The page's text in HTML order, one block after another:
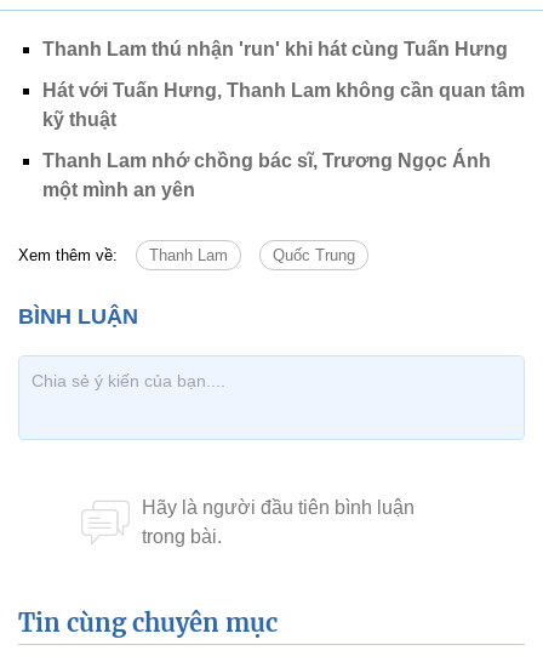
Thanh Lam thú nhận 'run' khi hát cùng Tuấn Hưng
Hát với Tuấn Hưng, Thanh Lam không cần quan tâm
kỹ thuật
Thanh Lam nhớ chồng bác sĩ, Trương Ngọc Ánh
một mình an yên
Xem thêm về: Thanh Lam Quốc Trung
Tin cùng chuyên mục